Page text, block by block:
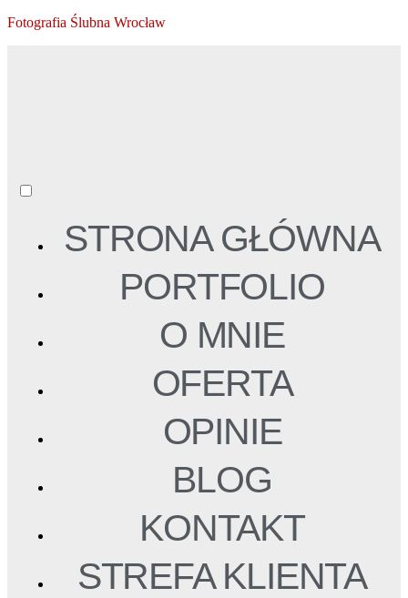
Fotografia Ślubna Wrocław
STRONA GŁÓWNA
PORTFOLIO
O MNIE
OFERTA
OPINIE
BLOG
KONTAKT
STREFA KLIENTA